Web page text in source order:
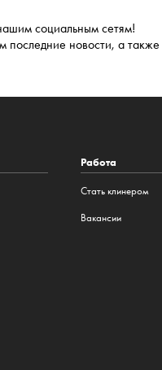
социальным сетям!
последние новости, а также
Работа
Стать клинером
Вакансии